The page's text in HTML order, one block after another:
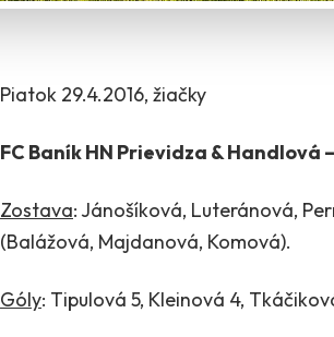
Piatok 29.4.2016, žiačky
FC Baník HN Prievidza & Handlová
Zostava: Jánošíková, Luteránová,
(Balážová, Majdanová, Komová).
Góly: Tipulová 5, Kleinová 4,